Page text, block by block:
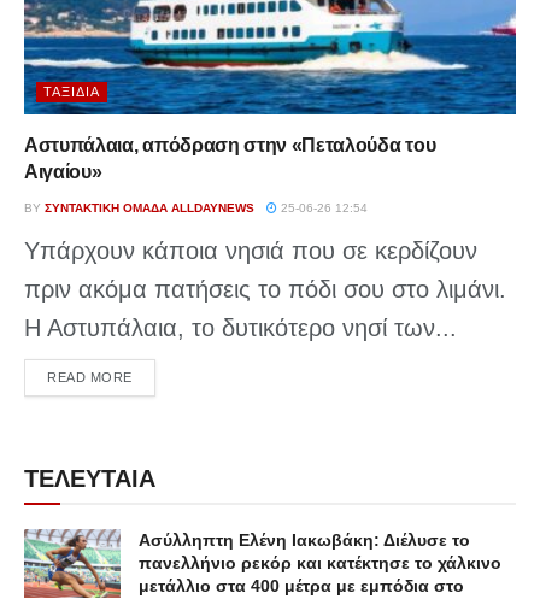
ΤΑΞΊΔΙΑ
Αστυπάλαια, απόδραση στην «Πεταλούδα του
Αιγαίου»
BY ΣΥΝΤΑΚΤΙΚΉ ΟΜΆΔΑ ALLDAYNEWS 25-06-26 12:54
Υπάρχουν κάποια νησιά που σε κερδίζουν
πριν ακόμα πατήσεις το πόδι σου στο λιμάνι.
Η Αστυπάλαια, το δυτικότερο νησί των...
READ MOREDETAILS
ΤΕΛΕΥΤΑΙΑ
Ασύλληπτη Ελένη Ιακωβάκη: Διέλυσε το
πανελλήνιο ρεκόρ και κατέκτησε το χάλκινο
μετάλλιο στα 400 μέτρα με εμπόδια στο